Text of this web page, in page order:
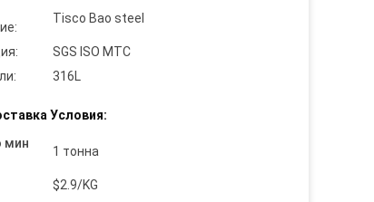
Tisco Bao steel
SGS ISO MTC
316L
Условия:
мин
1 тонна
$2.9/KG